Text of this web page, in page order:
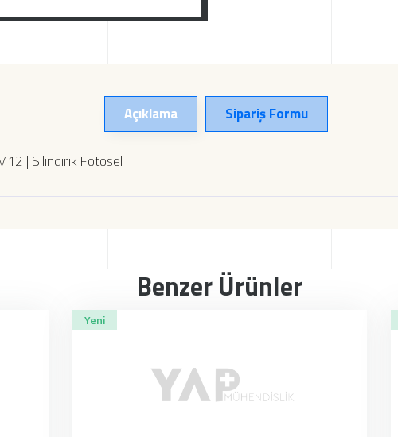
Açıklama Sipariş Formu
| Silindirik Fotosel
Benzer Ürünler
Yeni